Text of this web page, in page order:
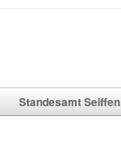
Standesamt Seiffen